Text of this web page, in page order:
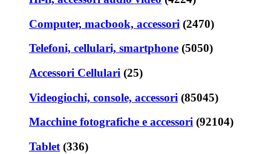
Computer, macbook, accessori (2470)
Telefoni, cellulari, smartphone (5050)
Accessori Cellulari (25)
Videogiochi, console, accessori (85045)
Macchine fotografiche e accessori (92104)
Tablet (336)